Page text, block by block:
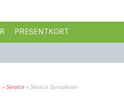
PRESENTKORT
» Service» Service Symaskiner